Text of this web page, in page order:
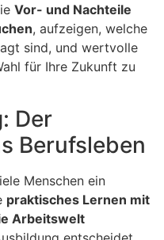
Vor- und Nachteile
, aufzeigen, welche
sind, und wertvolle
für Ihre Zukunft zu
Der
Berufsleben
Menschen ein
praktisches Lernen mit
Arbeitswelt